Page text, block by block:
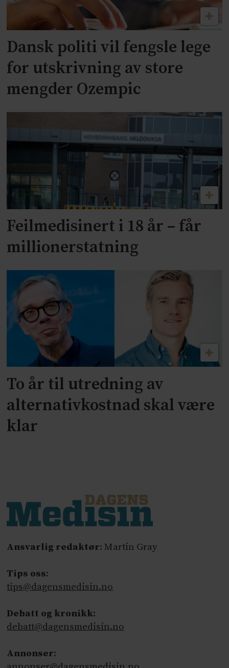
Dansk politi vil fengsle lege
for utskrivning av store
mengder Ozempic
Feilmedisinert i 18 år – får
millionerstatning
To år til utredning av
alternativkostnad skal være
klar
Ansvarlig redaktør: Martin Gray
Tips oss:
tips@dagensmedisin.no
Debatt og kronikk:
debatt@dagensmedisin.no
Annonser: